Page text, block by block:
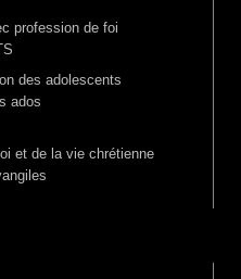
profession de foi
des adolescents
ados
et de la vie chrétienne